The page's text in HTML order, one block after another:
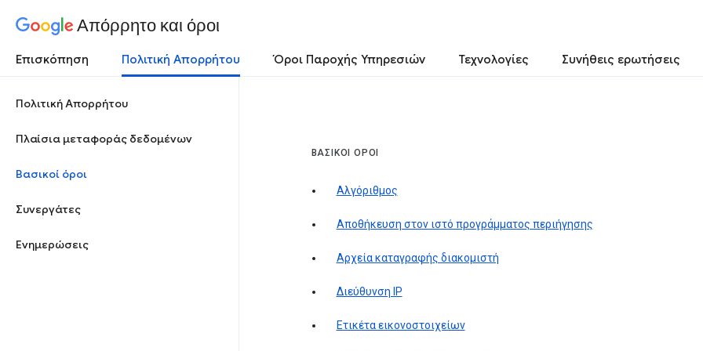
Απόρρητο και όροι
Επισκόπηση Πολιτική Απορρήτου Όροι Παροχής Υπηρεσιών Τεχνολογίες Συνήθεις ερωτήσεις
Πολιτική Απορρήτου
Πλαίσια μεταφοράς δεδομένων
Βασικοί όροι
Συνεργάτες
Ενημερώσεις
ΒΑΣΙΚΟΊ ΌΡΟΙ
Αλγόριθμος
Αποθήκευση στον ιστό προγράμματος περιήγησης
Αρχεία καταγραφής διακομιστή
Διεύθυνση IP
Ετικέτα εικονοστοιχείων